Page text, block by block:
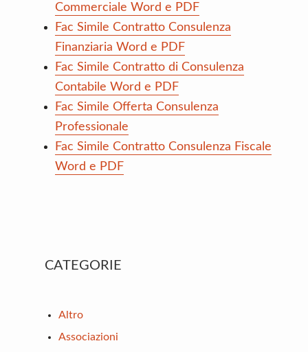
Commerciale Word e PDF
Fac Simile Contratto Consulenza
Finanziaria Word e PDF
Fac Simile Contratto di Consulenza
Contabile Word e PDF
Fac Simile Offerta Consulenza
Professionale
Fac Simile Contratto Consulenza Fiscale
Word e PDF
Primary
CATEGORIE
Altro
Associazioni